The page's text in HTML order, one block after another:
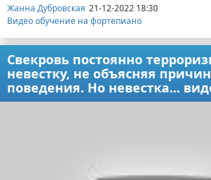
Жанна Дубровская 21-12-2022 18:30
Видео обучение на фортепиано
Свекровь постоянно
невестку, не объясняя
поведения. Но невестка...